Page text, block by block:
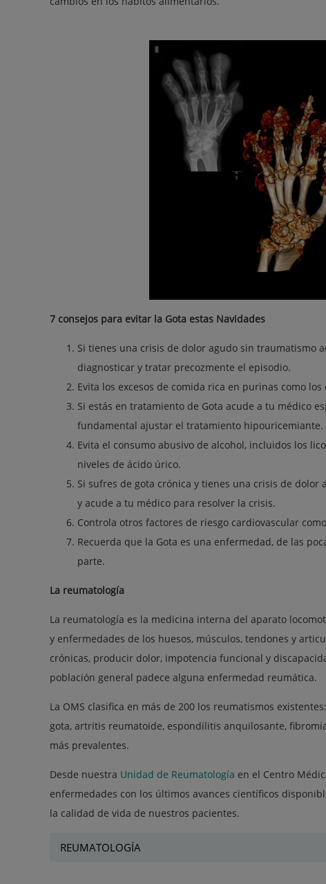
7 consejos para evitar la Gota estas Navidades
Si tienes una crisis de dolor agudo sin traumatismo
diagnosticar y tratar precozmente el episodio.
Evita los excesos de comida rica en purinas como
Si estás en tratamiento de Gota acude a tu médico
fundamental ajustar el tratamiento hipouricemiante.
Evita el consumo abusivo de alcohol, incluidos los
niveles de ácido úrico.
Si sufres de gota crónica y tienes una crisis de
y acude a tu médico para resolver la crisis.
Controla otros factores de riesgo cardiovascular
Recuerda que la Gota es una enfermedad, de las
parte.
La reumatología
La reumatología es la medicina interna del aparato
y enfermedades de los huesos, músculos, tendones y
crónicas, producir dolor, impotencia funcional y
población general padece alguna enfermedad reumática.
La OMS clasifica en más de 200 los reumatismos
gota, artritis reumatoide, espondilitis anquilosante,
más prevalentes.
Desde nuestra Unidad de Reumatología en el Centro
enfermedades con los últimos avances científicos
la calidad de vida de nuestros pacientes.
REUMATOLOGÍA